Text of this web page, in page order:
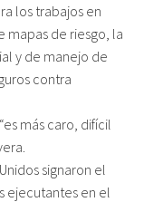
los trabajos en
mapas de riesgo, la
y de manejo de
contra
más caro, difícil
signaron el
ejecutantes en el